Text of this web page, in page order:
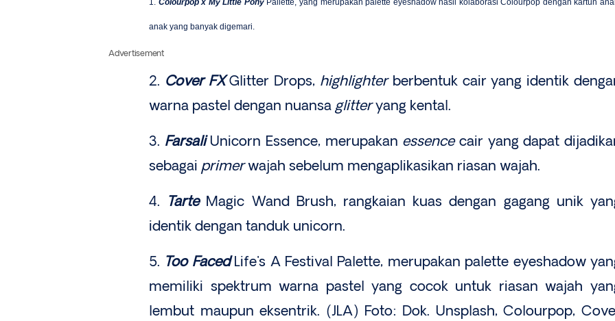
1. Colourpop x My Little PonyPallette, yang merupakan palette eyeshadow hasil kolaborasi Colourpop dengan kartun
anak yang banyak digemari.
Advertisement
2. Cover FXGlitter Drops, highlighterberbentuk cair yang identik
warna pastel dengan nuansa glitteryang kental.
3. FarsaliUnicorn Essence, merupakan essencecair yang dapat
sebagai primerwajah sebelum mengaplikasikan riasan wajah.
4. TarteMagic Wand Brush, rangkaian kuas dengan gagang unik
identik dengan tanduk unicorn.
5. Too FacedLife's A Festival Palette, merupakan palette eyeshadow
memiliki spektrum warna pastel yang cocok untuk riasan wajah
lembut maupun eksentrik. (JLA) Foto: Dok. Unsplash, Colourpop,